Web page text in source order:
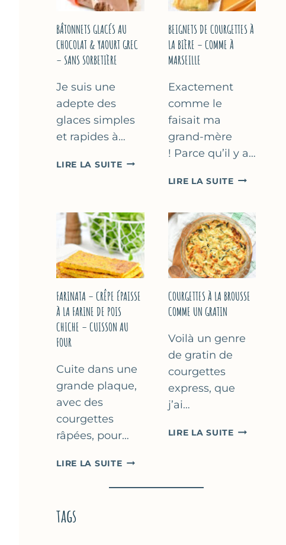
BASILIC
BÂTONNETS GLACÉS AU
CHOCOLAT & YAOURT GREC
– SANS SORBETIÈRE
Je suis une
adepte des
glaces simples
et rapides à…
LIRE LA SUITEBÂTONNETS
&
YAOURT
GREC
–
SANS
BEIGNETS DE COURGETTES À
LA BIÈRE – COMME À
MARSEILLE
Exactement
comme le
faisait ma
grand-mère
! Parce qu’il y a…
LIRE LA SUITEBEIGNETS
À
LA
BIÈRE
–
COMME
MARSEILLE
FARINATA – CRÊPE ÉPAISSE
À LA FARINE DE POIS
CHICHE – CUISSON AU
FOUR
Cuite dans une
grande plaque,
avec des
courgettes
râpées, pour…
LIRE LA SUITEFARINATA
CRÊPE
COURGETTES À LA BROUSSE
COMME UN GRATIN
Voilà un genre
de gratin de
courgettes
express, que
j’ai…
LIRE LA SUITE
tags